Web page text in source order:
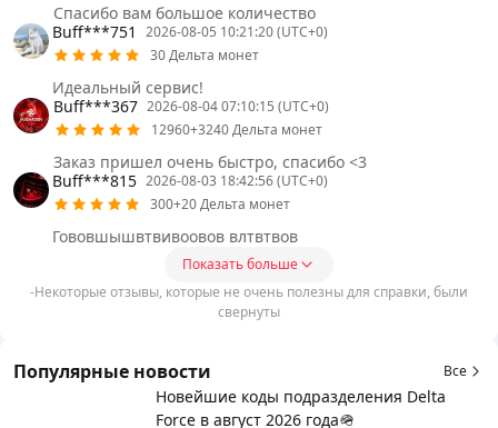
Спасибо вам большое количество
Buff***751
2026-08-05 10:21:20 (UTC+0)
30 Дельта монет
Идеальный сервис!
Buff***367 2026-08-04 07:10:15 (UTC+0)
12960+3240 Дельта монет
Заказ пришел очень быстро, спасибо <3
Buff***815 2026-08-03 18:42:56 (UTC+0)
300+20 Дельта монет
Гововшышвтвивоовов влтвтвов
Показать больше
-Некоторые отзывы, которые не очень полезны для справки, были
свернуты
Популярные новости Все
Новейшие коды подразделения Delta
Force в август 2026 года🪖